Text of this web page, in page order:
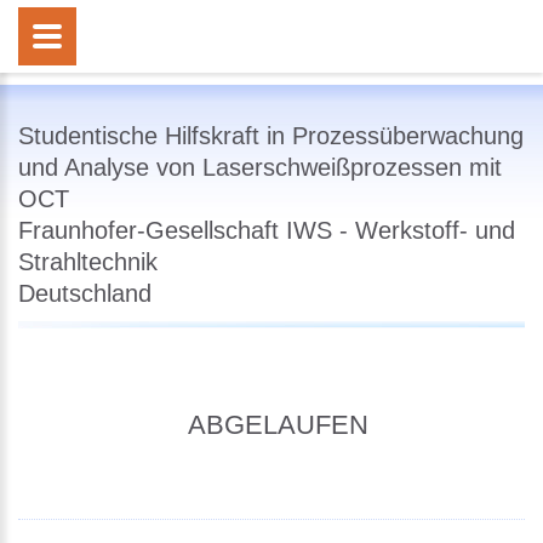
Studentische Hilfskraft in Prozessüberwachung
und Analyse von Laserschweißprozessen mit
OCT
Fraunhofer-Gesellschaft IWS - Werkstoff- und
Strahltechnik
Deutschland
ABGELAUFEN